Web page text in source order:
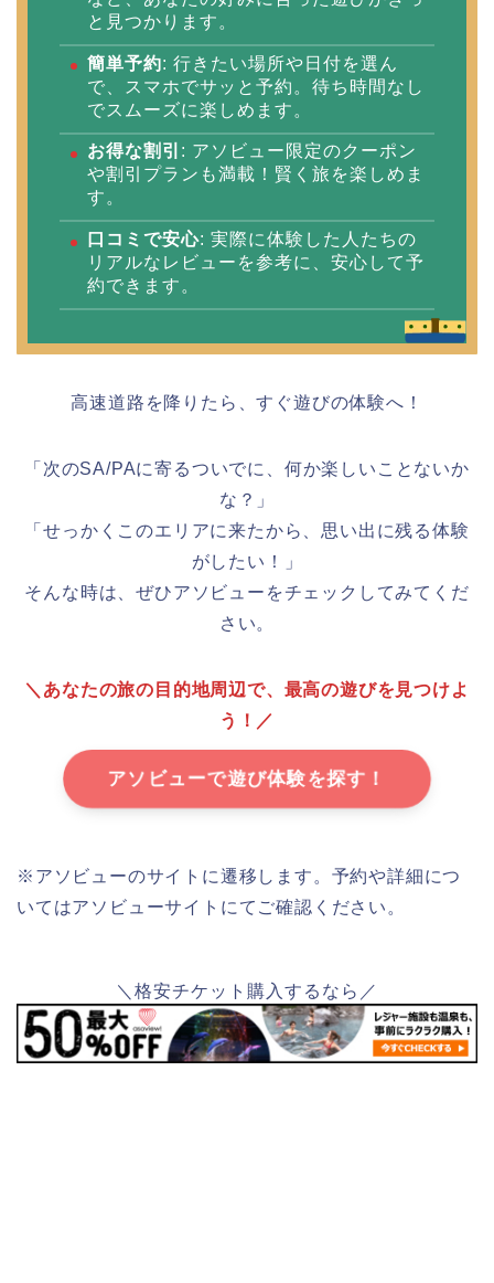
と見つかります。
簡単予約: 行きたい場所や日付を選ん
で、スマホでサッと予約。待ち時間なし
でスムーズに楽しめます。
お得な割引 : アソビュー限定のクーポン
や割引プランも満載！賢く旅を楽しめま
す。
口コミで安心: 実際に体験した人たちの
リアルなレビューを参考に、安心して予
約できます。
高速道路を降りたら、すぐ遊びの体験へ！
「次のSA/PAに寄るついでに、何か楽しいことないか
な？」
「せっかくこのエリアに来たから、思い出に残る体験
がしたい！」
そんな時は、ぜひアソビューをチェックしてみてくだ
さい。
＼あなたの旅の目的地周辺で、最高の遊びを見つけよ
う！／
アソビューで遊び体験を探す！
※アソビューのサイトに遷移します。予約や詳細につ
いてはアソビューサイトにてご確認ください。
＼格安チケット購入するなら／